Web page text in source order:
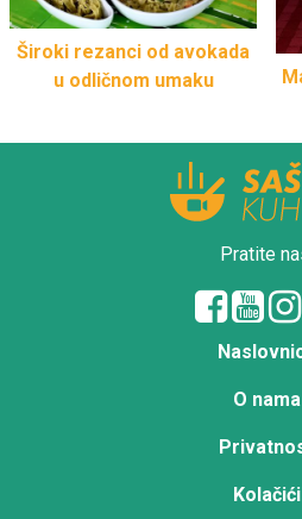
Široki rezanci od avokada
u odličnom umaku
Pratite
O nama
Kolačići